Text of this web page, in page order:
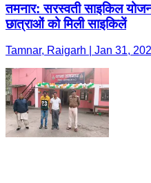
तमनार: सरस्वती साइकिल
छात्राओं को मिली साइकिलें
Tamnar, Raigarh | Jan 31,